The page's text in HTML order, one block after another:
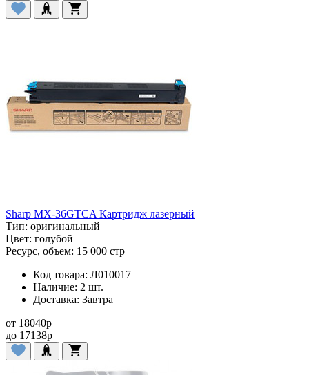
Sharp MX-36GTCA Картридж лазерный
Тип: оригинальный
Цвет: голубой
Ресурс, объем: 15 000 стр
Код товара: Л010017
Наличие: 2 шт.
Доставка: Завтра
от 18040p
до 17138p